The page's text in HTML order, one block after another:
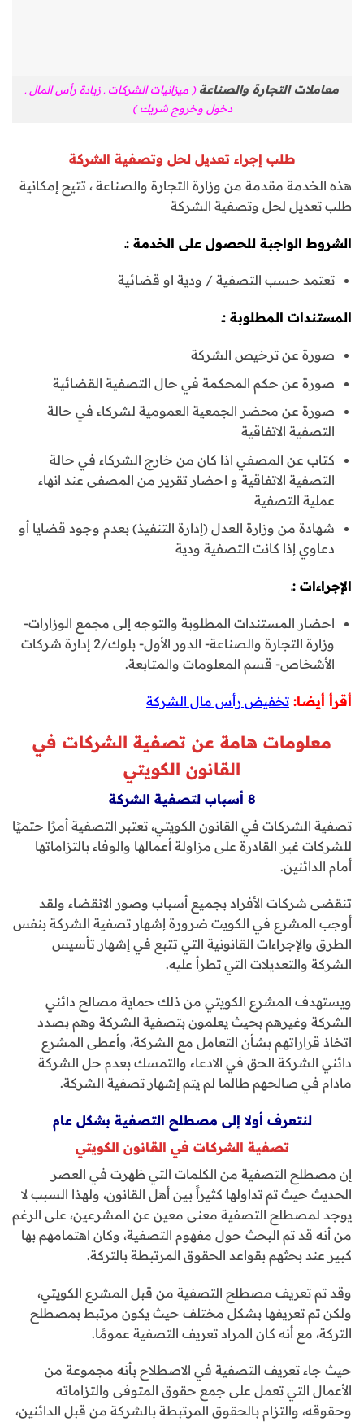
معاملات التجارة والصناعة ( ميزانيات الشركات ـ زيادة رأس المال ـ
دخول وخروج شريك )
طلب إجراء تعديل لحل وتصفية الشركة
هذه الخدمة مقدمة من وزارة التجارة والصناعة ، تتيح إمكانية
طلب تعديل لحل وتصفية الشركة
الشروط الواجبة للحصول على الخدمة :ـ
تعتمد حسب التصفية / ودية او قضائية
المستندات المطلوبة :ـ
صورة عن ترخيص الشركة
صورة عن حكم المحكمة في حال التصفية القضائية
صورة عن محضر الجمعية العمومية لشركاء في حالة
التصفية الاتفاقية
كتاب عن المصفي اذا كان من خارج الشركاء في حالة
التصفية الاتفاقية و احضار تقرير من المصفى عند انهاء
عملية التصفية
شهادة من وزارة العدل (إدارة التنفيذ) بعدم وجود قضايا أو
دعاوي إذا كانت التصفية ودية
الإجراءات :ـ
احضار المستندات المطلوبة والتوجه إلى مجمع الوزارات-
وزارة التجارة والصناعة- الدور الأول- بلوك/2 إدارة شركات
الأشخاص- قسم المعلومات والمتابعة.
أقرأ أيضا: تخفيض رأس مال الشركة
معلومات هامة عن تصفية الشركات في
القانون الكويتي
8 أسباب لتصفية الشركة
تصفية الشركات في القانون الكويتي، تعتبر التصفية أمرًا حتميًا
للشركات غير القادرة على مزاولة أعمالها والوفاء بالتزاماتها
أمام الدائنين.
تنقضى شركات الأفراد بجميع أسباب وصور الانقضاء ولقد
أوجب المشرع في الكويت ضرورة إشهار تصفية الشركة بنفس
الطرق والإجراءات القانونية التي تتبع في إشهار تأسيس
الشركة والتعديلات التي تطرأ عليه.
ويستهدف المشرع الكويتي من ذلك حماية مصالح دائني
الشركة وغيرهم بحيث يعلمون بتصفية الشركة وهم بصدد
اتخاذ قراراتهم بشأن التعامل مع الشركة، وأعطى المشرع
دائني الشركة الحق في الادعاء والتمسك بعدم حل الشركة
مادام في صالحهم طالما لم يتم إشهار تصفية الشركة.
لنتعرف أولا إلى مصطلح التصفية بشكل عام
تصفية الشركات في القانون الكويتي
إن مصطلح التصفية من الكلمات التي ظهرت في العصر
الحديث حيث تم تداولها كثيراً بين أهل القانون، ولهذا السبب لا
يوجد لمصطلح التصفية معنى معين عن المشرعين، على الرغم
من أنه قد تم البحث حول مفهوم التصفية، وكان اهتمامهم بها
كبير عند بحثهم بقواعد الحقوق المرتبطة بالتركة.
وقد تم تعريف مصطلح التصفية من قبل المشرع الكويتي،
ولكن تم تعريفها بشكل مختلف حيث يكون مرتبط بمصطلح
التركة، مع أنه كان المراد تعريف التصفية عمومًا.
حيث جاء تعريف التصفية في الاصطلاح بأنه مجموعة من
الأعمال التي تعمل على جمع حقوق المتوفى والتزاماته
وحقوقه، والتزام بالحقوق المرتبطة بالشركة من قبل الدائنين،